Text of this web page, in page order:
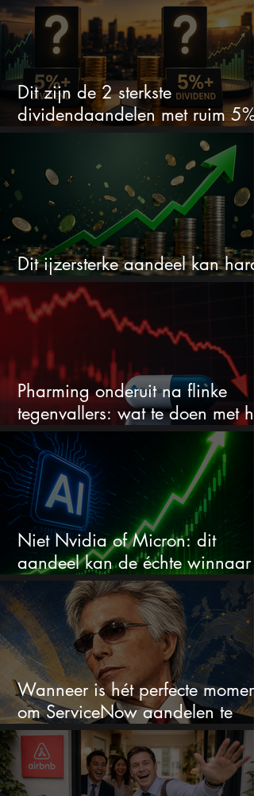
Dit zijn de 2 sterkste
dividendaandelen met ruim 5%
Dit ijzersterke aandeel kan hard
stijgen maar bijna niemand kijkt
Pharming onderuit na flinke
tegenvallers: wat te doen met
aandeel?
Niet Nvidia of Micron: dit
aandeel kan de échte winnaar
van de AI-race worden
Wanneer is hét perfecte moment
om ServiceNow aandelen te
kopen?